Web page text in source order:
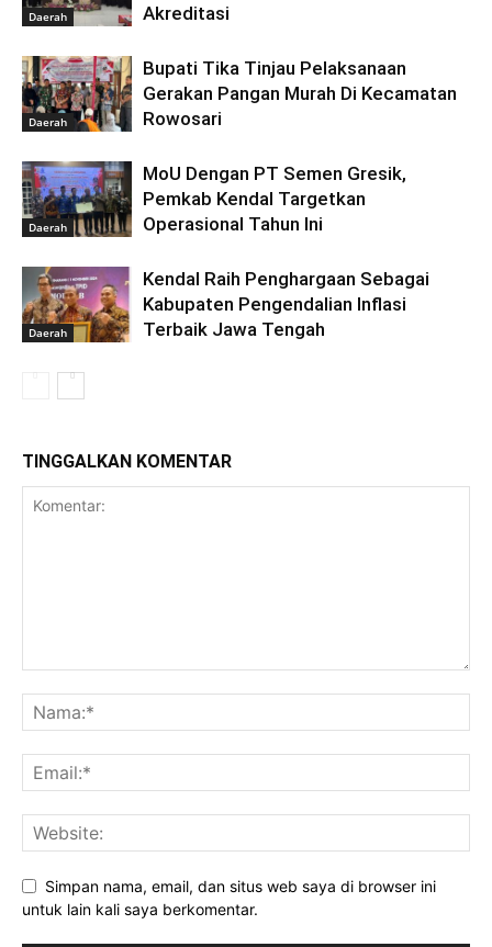
Daerah
Akreditasi
Daerah
Bupati Tika Tinjau Pelaksanaan
Gerakan Pangan Murah Di Kecamatan
Rowosari
Daerah
MoU Dengan PT Semen Gresik,
Pemkab Kendal Targetkan
Operasional Tahun Ini
Daerah
Kendal Raih Penghargaan Sebagai
Kabupaten Pengendalian Inflasi
Terbaik Jawa Tengah
TINGGALKAN KOMENTAR
Simpan nama, email, dan situs web saya di browser ini
untuk lain kali saya berkomentar.